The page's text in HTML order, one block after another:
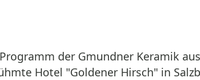
der Gmundner Keramik
Hotel "Goldener Hirsch" in